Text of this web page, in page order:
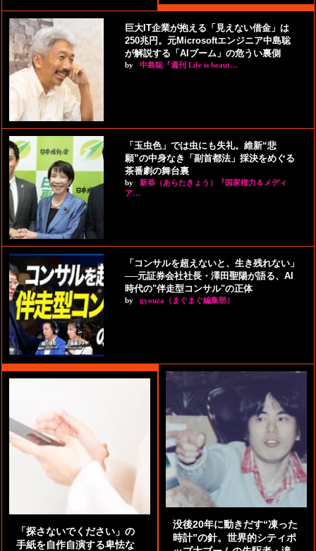
巨大IT企業が抱える「見えない借金」は
250兆円。元Microsoftエンジニア中島聡
が解説する「AIブーム」の危うい裏側
by 中島聡『週刊 Life is beaut…
「玉虫色」では虫にも失礼。維新“悲
願”の中身なき「副首都法」採決をめぐる
茶番劇の舞台裏
by
新恭（あらたきょう）『国家権力＆メディ
ア…
「コンサルを超えないと、生き残れない」
──元証券会社社長・澤田聖陽が語る、AI
時代の"伴走型コンサル"の正体
by gyouza（まぐまぐ編集部）
「探さないでください」の
手紙を自作自演する卑怯な
没後20年に動きだす“凍った
時計”の針。世界的シティポ